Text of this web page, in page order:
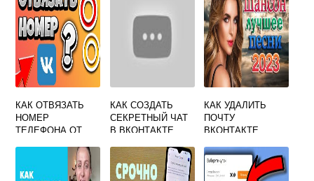
КАК ОТВЯЗАТЬ
НОМЕР
ТЕЛЕФОНА ОТ
КАК СОЗДАТЬ
СЕКРЕТНЫЙ ЧАТ
В ВКОНТАКТЕ
КАК УДАЛИТЬ
ПОЧТУ
ВКОНТАКТЕ